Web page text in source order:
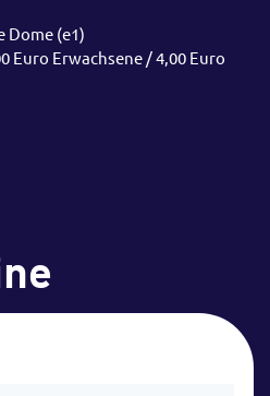
Dome (e1)
Euro Erwachsene / 4,00 Euro